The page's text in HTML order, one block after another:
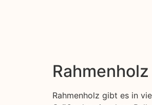
Rahmenholz gibt es in